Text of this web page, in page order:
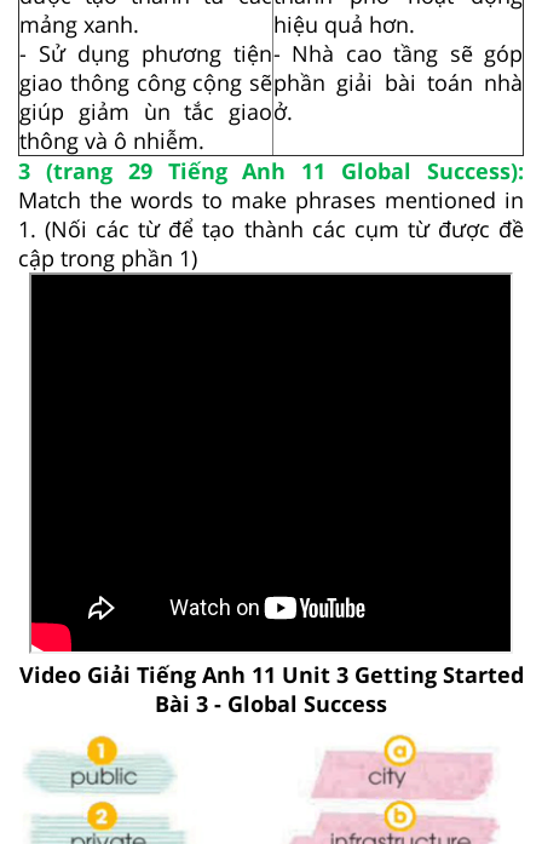
mảng xanh.
- Sử dụng phương tiện
giao thông công cộng sẽ
giúp giảm ùn tắc giao
thông và ô nhiễm.
hiệu quả hơn.
- Nhà cao tầng sẽ góp
phần giải bài toán nhà
ở.
3 (trang 29 Tiếng Anh 11 Global Success):
Match the words to make phrases mentioned in
1. (Nối các từ để tạo thành các cụm từ được đề
cập trong phần 1)
Video Giải Tiếng Anh 11 Unit 3 Getting Started
Bài 3 - Global Success